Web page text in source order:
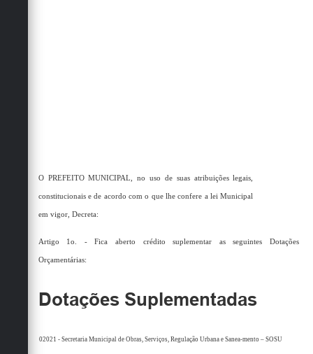
O PREFEITO MUNICIPAL, no uso de suas atribuições legais,
constitucionais e de acordo com o que lhe confere a lei Municipal
em vigor, Decreta:
Artigo 1o. - Fica aberto crédito suplementar as seguintes Dotações
Orçamentárias:
Dotações Suplementadas
02021 - Secretaria Municipal de Obras, Serviços, Regulação Urbana e Sanea-mento – SOSU